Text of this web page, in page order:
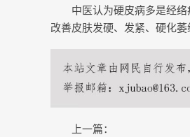
中医认为硬皮病多是经
改善皮肤发硬、发紧、硬化
上一篇：